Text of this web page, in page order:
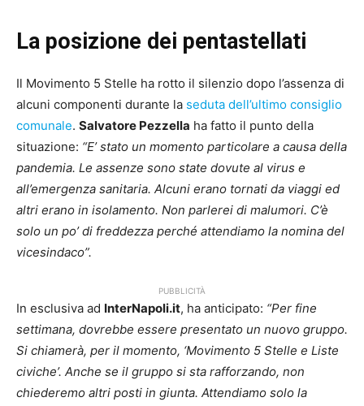
La posizione dei pentastellati
Il Movimento 5 Stelle ha rotto il silenzio dopo l’assenza di
alcuni componenti durante la seduta dell’ultimo consiglio
comunale. Salvatore Pezzella ha fatto il punto della
situazione: “E’ stato un momento particolare a causa della
pandemia. Le assenze sono state dovute al virus e
all’emergenza sanitaria. Alcuni erano tornati da viaggi ed
altri erano in isolamento. Non parlerei di malumori. C’è
solo un po’ di freddezza perché attendiamo la nomina del
vicesindaco”.
PUBBLICITÀ
In esclusiva ad InterNapoli.it, ha anticipato: “Per fine
settimana, dovrebbe essere presentato un nuovo gruppo.
Si chiamerà, per il momento, ‘Movimento 5 Stelle e Liste
civiche’. Anche se il gruppo si sta rafforzando, non
chiederemo altri posti in giunta. Attendiamo solo la